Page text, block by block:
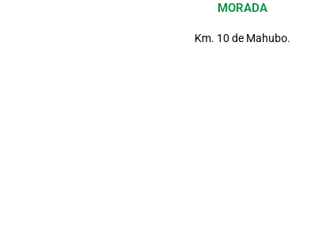
MORADA
Km. 10 de Mahubo.